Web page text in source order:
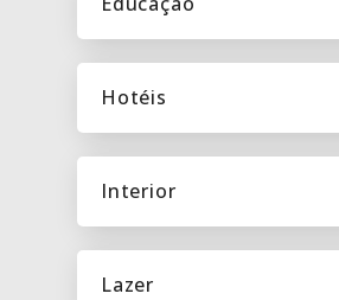
Hotéis
Interior
Lazer